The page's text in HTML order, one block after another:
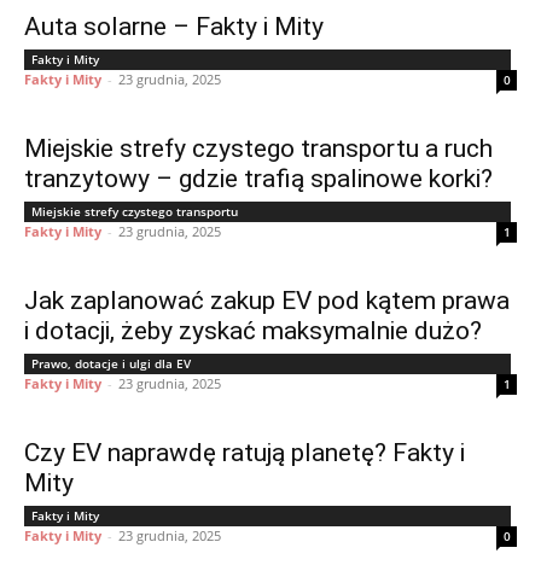
Auta solarne – Fakty i Mity
Fakty i Mity
Fakty i Mity - 23 grudnia, 2025 0
Miejskie strefy czystego transportu a ruch
tranzytowy – gdzie trafią spalinowe korki?
Miejskie strefy czystego transportu
Fakty i Mity - 23 grudnia, 2025 1
Jak zaplanować zakup EV pod kątem prawa
i dotacji, żeby zyskać maksymalnie dużo?
Prawo, dotacje i ulgi dla EV
Fakty i Mity - 23 grudnia, 2025 1
Czy EV naprawdę ratują planetę? Fakty i
Mity
Fakty i Mity
Fakty i Mity - 23 grudnia, 2025 0